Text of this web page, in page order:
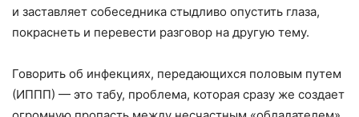
и заставляет собеседника стыдливо опустить глаза,
покраснеть и перевести разговор на другую тему.
Говорить об инфекциях, передающихся половым путем
(ИППП) — это табу, проблема, которая сразу же создает